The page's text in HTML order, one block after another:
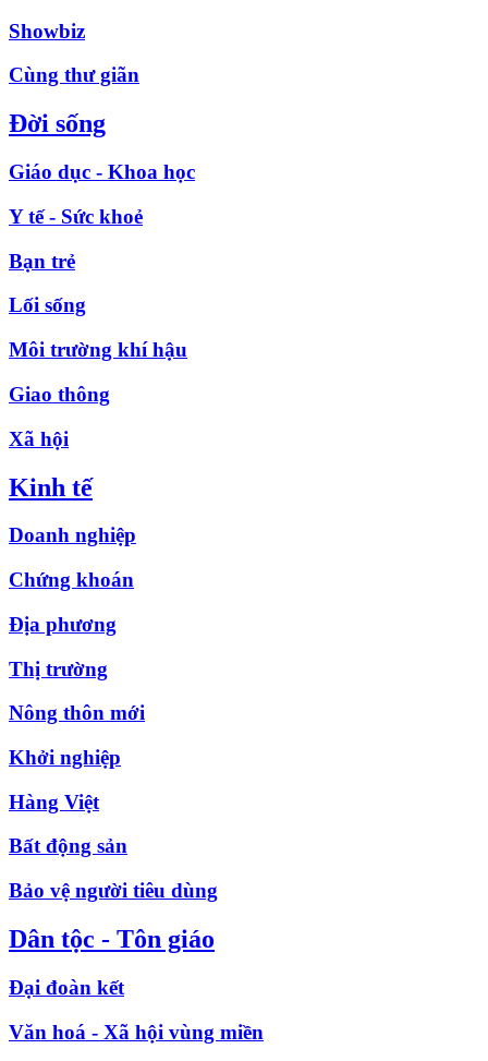
Showbiz
Cùng thư giãn
Đời sống
Giáo dục - Khoa học
Y tế - Sức khoẻ
Bạn trẻ
Lối sống
Môi trường khí hậu
Giao thông
Xã hội
Kinh tế
Doanh nghiệp
Chứng khoán
Địa phương
Thị trường
Nông thôn mới
Khởi nghiệp
Hàng Việt
Bất động sản
Bảo vệ người tiêu dùng
Dân tộc - Tôn giáo
Đại đoàn kết
Văn hoá - Xã hội vùng miền